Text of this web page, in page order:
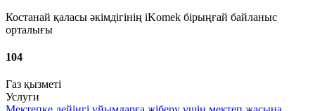
Костанай қаласы әкімдігінің iKomek бірыңғай байланыс
орталығы
104
Газ қызметі
Услуги